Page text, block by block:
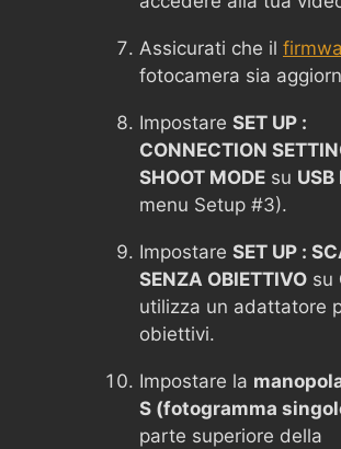
Assicurati che il
fotocamera sia
Impostare SET UP :
CONNECTION
SHOOT MODE su USB
menu Setup #3).
Impostare SET UP :
SENZA OBIETTIVO su
utilizza un adattatore
obiettivi.
Impostare la
S (fotogramma
parte superiore della